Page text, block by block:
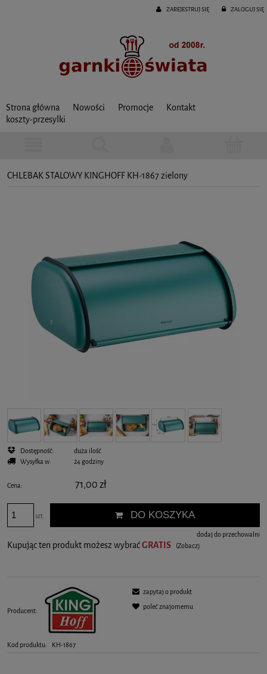
ZAREJESTRUJ SIĘ ZALOGUJ SIĘ
Strona główna Nowości Promocje
Kontakt
koszty-przesylki
CHLEBAK STALOWY KINGHOFF KH-1867 zielony
Dostępność:
duża ilość
Wysyłka w:
24 godziny
Cena: 71,00 zł
szt. DO KOSZYKA
dodaj do przechowalni
Kupując ten produkt możesz wybraćGRATIS (Zobacz)
Producent:
Kod produktu: KH-1867
zapytaj o produkt
poleć znajomemu